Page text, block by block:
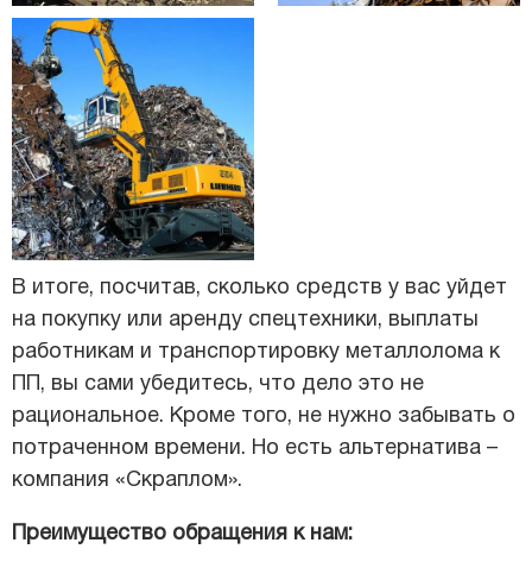
В итоге, посчитав, сколько средств у вас уйдет
на покупку или аренду спецтехники, выплаты
работникам и транспортировку металлолома к
ПП, вы сами убедитесь, что дело это не
рациональное. Кроме того, не нужно забывать о
потраченном времени. Но есть альтернатива –
компания «Скраплом».
Преимущество обращения к нам: